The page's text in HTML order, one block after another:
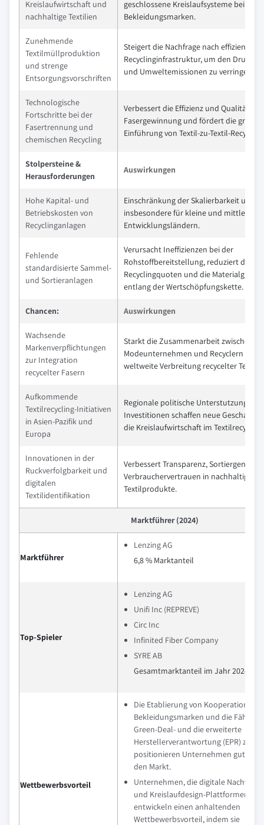
Kreislaufwirtschaft und
nachhaltige Textilien
geschlossene Kreislaufsysteme bei
Bekleidungsmarken.
Zunehmende
Textilmüllproduktion
und strenge
Entsorgungsvorschriften
Steigert die Nachfrage nach effizienter
Recyclinginfrastruktur, um den Druck
und Umweltemissionen zu verringern.
Technologische
Fortschritte bei der
Fasertrennung und
chemischen Recycling
Verbessert die Effizienz und Qualität der
Fasergewinnung und fördert die
Einführung von Textil-zu-Textil-Recycling.
Stolpersteine &
Herausforderungen
Auswirkungen
Hohe Kapital- und
Betriebskosten von
Recyclinganlagen
Einschränkung der Skalierbarkeit und
insbesondere für kleine und mittlere
Entwicklungsländern.
Fehlende
standardisierte Sammel-
und Sortieranlagen
Verursacht Ineffizienzen bei der
Rohstoffbereitstellung, reduziert die
Recyclingquoten und die
entlang der Wertschöpfungskette.
Chancen: Auswirkungen
Wachsende
Markenverpflichtungen
zur Integration
recycelter Fasern
Starkt die Zusammenarbeit zwischen
Modeunternehmen und Recyclern und
weltweite Verbreitung recycelter
Aufkommende
Textilrecycling-Initiativen
in Asien-Pazifik und
Europa
Regionale politische Unterstutzung und
Investitionen schaffen neue
die Kreislaufwirtschaft im Textilrecycling.
Innovationen in der
Ruckverfolgbarkeit und
digitalen
Textilidentifikation
Verbessert Transparenz,
Verbrauchervertrauen in nachhaltige
Textilprodukte.
Marktführer (2024)
Marktführer
Lenzing AG
6,8 % Marktanteil
Top-Spieler
Lenzing AG
Unifi Inc (REPREVE)
Circ Inc
Infinited Fiber Company
SYRE AB
Gesamtmarktanteil im Jahr 2024
Wettbewerbsvorteil
Die Etablierung von Kooperationen
Bekleidungsmarken und die
Green-Deal- und die erweiterte
Herstellerverantwortung (EPR) zu
positionieren Unternehmen gut im
den Markt.
Unternehmen, die digitale
und Kreislaufdesign-Plattformen
entwickeln einen anhaltenden
Wettbewerbsvorteil, indem sie